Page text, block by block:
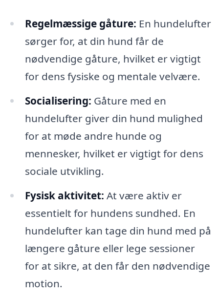
Regelmæssige gåture: En hundelufter
sørger for, at din hund får de
nødvendige gåture, hvilket er vigtigt
for dens fysiske og mentale velvære.
Socialisering: Gåture med en
hundelufter giver din hund mulighed
for at møde andre hunde og
mennesker, hvilket er vigtigt for dens
sociale utvikling.
Fysisk aktivitet: At være aktiv er
essentielt for hundens sundhed. En
hundelufter kan tage din hund med på
længere gåture eller lege sessioner
for at sikre, at den får den nødvendige
motion.